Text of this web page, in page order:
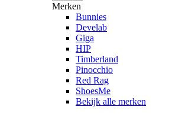
Merken
Bunnies
Develab
Giga
HIP
Timberland
Pinocchio
Red Rag
ShoesMe
Bekijk alle merken